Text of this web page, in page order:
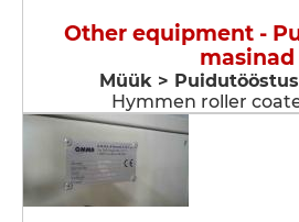
Other equipment -
masinad
Müük >
Hymmen roller